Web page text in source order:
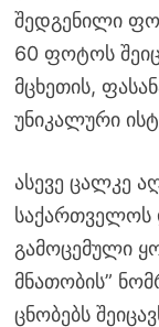
შედგენილი
60 ფოტოს
მცხეთის,
უნიკალური
ასევე ცალკე
საქართველოს
გამოცემული
მნათობის”
ცნობებს